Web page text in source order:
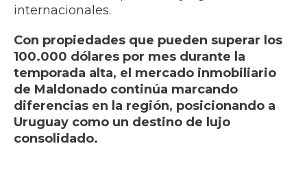
internacionales.
Con propiedades que pueden superar los
100.000 dólares por mes durante la
temporada alta, el mercado inmobiliario
de Maldonado continúa marcando
diferencias en la región, posicionando a
Uruguay como un destino de lujo
consolidado.